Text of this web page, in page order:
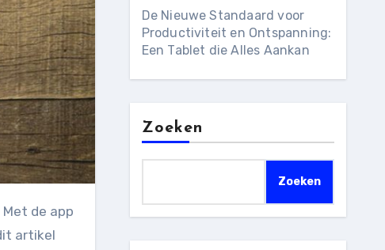
artikel
De Nieuwe Standaard voor
Productiviteit en Ontspanning:
Een Tablet die Alles Aankan
Zoeken
Zoeken